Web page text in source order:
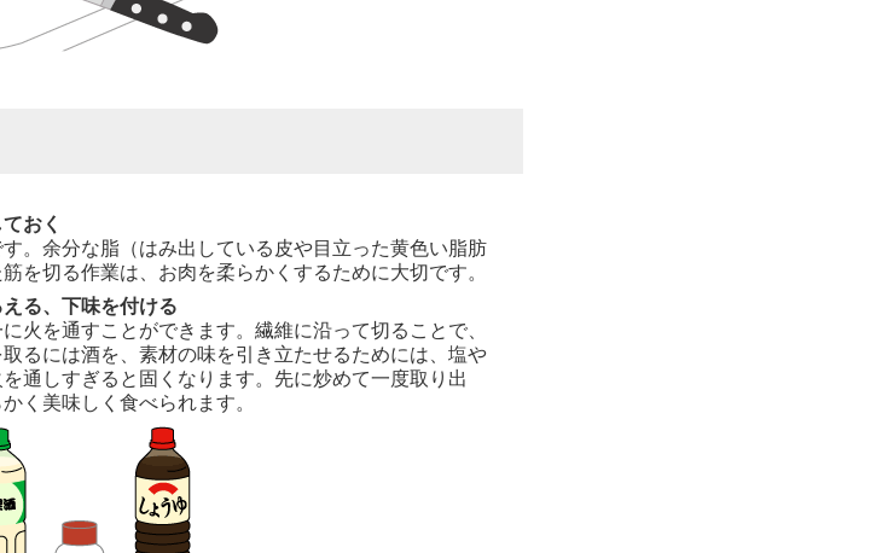
おく
。余分な脂（はみ出している皮や目立った黄色い脂肪
を切る作業は、お肉を柔らかくするために大切です。
る、下味を付ける
火を通すことができます。繊維に沿って切ることで、
るには酒を、素材の味を引き立たせるためには、塩や
通しすぎると固くなります。先に炒めて一度取り出
く美味しく食べられます。